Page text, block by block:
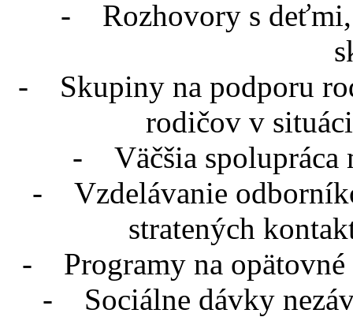
- Rozhovory s deťmi,
- Skupiny na podporu
rodičov v
- Väčšia spolupráca
- Vzdelávanie
stratených
- Programy na opätovné
- Sociálne dávky